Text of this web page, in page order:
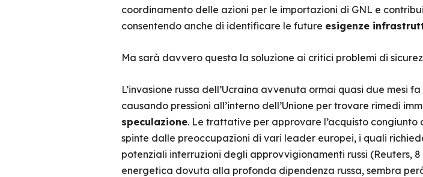
coordinamento delle azioni per le importazioni di GNL e
consentendo anche di identificare le future esigenze
Ma sarà davvero questa la soluzione ai critici problemi di
L’invasione russa dell’Ucraina avvenuta ormai quasi due mesi
causando pressioni all’interno dell’Unione per trovare rimedi
speculazione. Le trattative per approvare l’acquisto congiunto
spinte dalle preoccupazioni di vari leader europei, i quali
potenziali interruzioni degli approvvigionamenti russi (Reuters,
energetica dovuta alla profonda dipendenza russa, sembra